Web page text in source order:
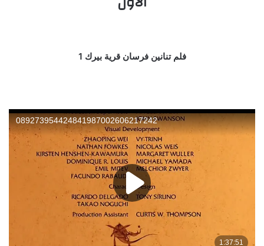
فلم تنانين فرسان قرية بيرك 1